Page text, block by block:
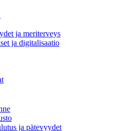
ja meriterveys
ja digitalisaatio
ja pätevyydet